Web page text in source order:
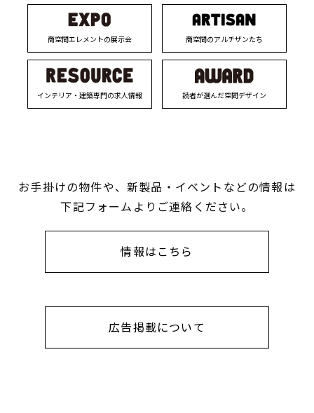
商空間エレメントの展示会 商空間のアルチザンたち
インテリア・建築専門の求人情報 読者が選んだ空間デザイン
お手掛けの物件や、新製品・イベントなどの情報は
下記フォームよりご連絡ください。
情報はこちら
広告掲載について